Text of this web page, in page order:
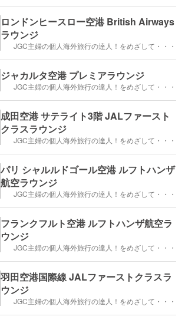
ロンドンヒースロー空港 British Airways
ラウンジ
JGC主婦の個人海外旅行の達人！をめざして・・・
ジャカルタ空港 プレミアラウンジ
JGC主婦の個人海外旅行の達人！をめざして・・・
成田空港 サテライト3階 JALファースト
クラスラウンジ
JGC主婦の個人海外旅行の達人！をめざして・・・
パリ シャルルドゴール空港 ルフトハンザ
航空ラウンジ
JGC主婦の個人海外旅行の達人！をめざして・・・
フランクフルト空港 ルフトハンザ航空ラ
ウンジ
JGC主婦の個人海外旅行の達人！をめざして・・・
羽田空港国際線 JALファーストクラスラ
ウンジ
JGC主婦の個人海外旅行の達人！をめざして・・・